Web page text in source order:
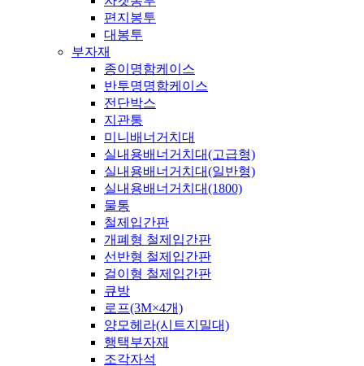
편지봉투
대봉투
부자재
종이명함케이스
반투명명함케이스
전단박스
지관통
미니배너거치대
실내용배너거치대(고급형)
실내용배너거치대(일반형)
실내용배너거치대(1800)
물통
철제입간판
개폐형 철제입간판
선반형 철제입간판
걸이형 철제입간판
큐방
로프(3M×4개)
양모헤라(시트지밀대)
행택부자재
조각자석